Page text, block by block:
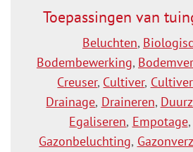
Toepassingen van
Beluchten,
Bodembewerking,
Creuser, Cultiver,
Drainage, Draineren,
Egaliseren, Empotage,
Gazonbeluchting,